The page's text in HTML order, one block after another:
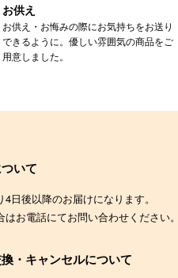
お供え
お供え・お悔みの際にお気持ちをお送り
できるように。優しい雰囲気の商品をご
用意しました。
いて
4日後以降のお届けになります。
はお電話にてお問い合わせください。
・キャンセルについて